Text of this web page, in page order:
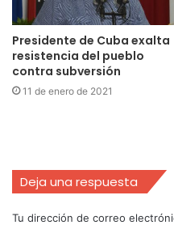
Presidente de Cuba exalta
resistencia del pueblo
contra subversión
11 de enero de 2021
Deja una respuesta
Tu dirección de correo